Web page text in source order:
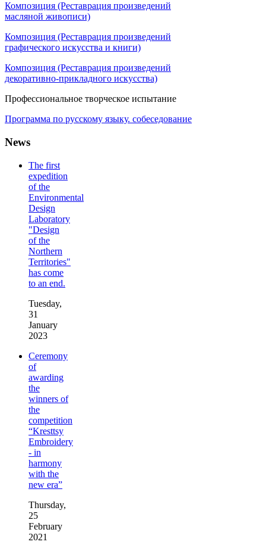
Композиция (Реставрация произведений
масляной живописи)
Композиция (Реставрация произведений
графического искусства и книги)
Композиция (Реставрация произведений
декоративно-прикладного искусства)
Профессиональное творческое испытание
Программа по русскому языку. собеседование
News
The first
expedition
of the
Environmental
Design
Laboratory
"Design
of the
Northern
Territories"
has come
to an end.
Tuesday,
31
January
2023
Ceremony
of
awarding
the
winners of
the
competition
“Kresttsy
Embroidery
- in
harmony
with the
new era”
Thursday,
25
February
2021